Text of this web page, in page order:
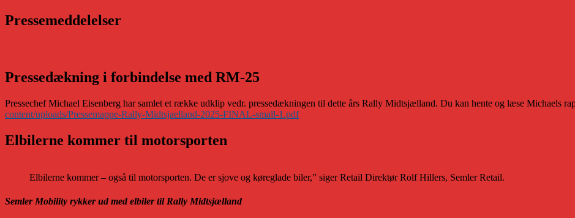
Pressemeddelelser
Pressedækning i forbindelse med RM-25
Pressechef Michael Eisenberg har samlet et række udklip vedr. pressedækningen til dette års Rally Midtsjælland. Du kan hente og læse Michaels
content/uploads/Pressemappe-Rally-Midtsjaelland-2025-FINAL-small-1.pdf
Elbilerne kommer til motorsporten
Elbilerne kommer – også til motorsporten. De er sjove og køreglade biler,” siger Retail Direktør Rolf Hillers, Semler Retail.
Semler Mobility rykker ud med elbiler til Rally Midtsjælland